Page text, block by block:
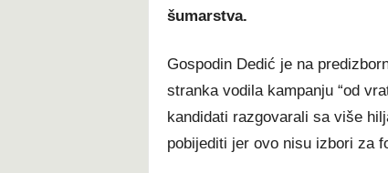
t
šumarstva.
Gospodin Dedić je na
stranka vodila kampanju “od
kandidati razgovarali sa više
pobijediti jer ovo nisu izbori za